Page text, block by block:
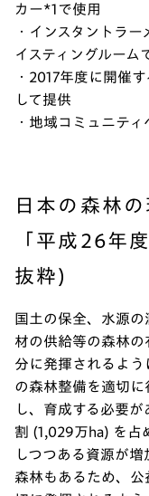
カー*1で使用
・インスタントラ
イスティングルーム
・2017年度に開催
して提供
・地域コミュニティ
日本の森林
「平成26年
抜粋)
国土の保全、水源
材の供給等の森林
分に発揮されるよ
の森林整備を適切
し、育成する必要
割 (1,029万ha) を占
しつつある資源が
森林もあるため、